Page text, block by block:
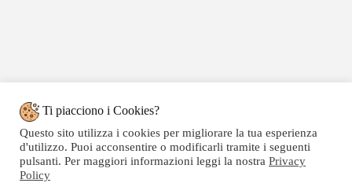
Ti piacciono i Cookies?
Questo sito utilizza i cookies per migliorare la tua esperienza
d'utilizzo. Puoi acconsentire o modificarli tramite i seguenti
pulsanti. Per maggiori informazioni leggi la nostra Privacy
Policy